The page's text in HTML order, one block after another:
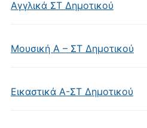
Αγγλικά ΣΤ Δημοτικού
Μουσική Α – ΣΤ Δημοτικού
Εικαστικά Α-ΣΤ Δημοτικού